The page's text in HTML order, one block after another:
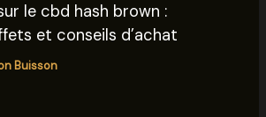
le cbd hash brown :
et conseils d’achat
Buisson